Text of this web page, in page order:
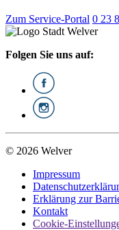
Zum Service-Portal 0 23
Folgen Sie uns auf:
© 2026 Welver
Impressum
Erklärung zur
Kontakt
Cookie-